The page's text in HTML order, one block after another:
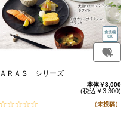
ＡＲＡＳ シリーズ
本体￥3,000
(税込￥3,300)
（未投稿）